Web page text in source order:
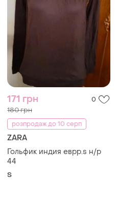
171 грн 0
180 грн
розпродаж до 10 серп
ZARA
Гольфик индия еврр.s н/р
44
S